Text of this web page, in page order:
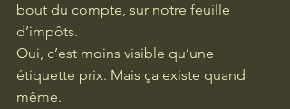
bout du compte, sur notre feuille
d’impôts.
Oui, c’est moins visible qu’une
étiquette prix. Mais ça existe quand
même.